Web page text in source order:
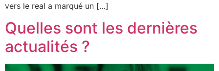
vers le real a marqué un […]
Quelles sont les dernières
actualités ?